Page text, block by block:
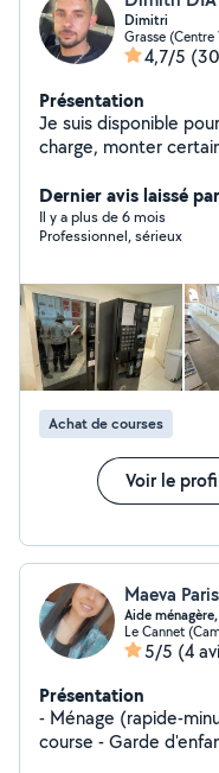
Dimitri
Grasse
4,7/5
Présentation
Je suis disponible
charge, monter
cherche quelques
le week-end. N'hésitez pas à me contacter pour plus de
renseignements.
Dernier avis laissé
Il y a plus de 6 mois
Professionnel, sérieux
Achat de courses
Voir le
Maeva
Aide
Le Cannet
5/5 (4
Présentation
- Ménage (rapide-
course - Garde